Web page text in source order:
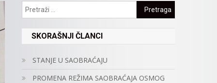
Pretraga:
SKORAŠNJI ČLANCI
STANJE U SAOBRAĆAJU
PROMENA REŽIMA SAOBRAĆAJA OSMOG